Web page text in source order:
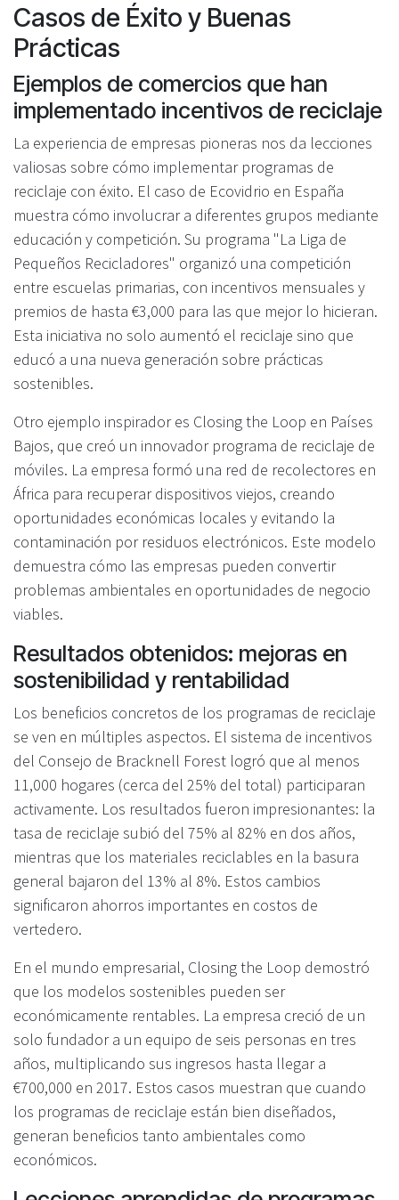
Casos de Éxito y Buenas
Prácticas
Ejemplos de comercios que han
implementado incentivos de reciclaje
La experiencia de empresas pioneras nos da lecciones
valiosas sobre cómo implementar programas de
reciclaje con éxito. El caso de Ecovidrio en España
muestra cómo involucrar a diferentes grupos mediante
educación y competición. Su programa "La Liga de
Pequeños Recicladores" organizó una competición
entre escuelas primarias, con incentivos mensuales y
premios de hasta €3,000 para las que mejor lo hicieran.
Esta iniciativa no solo aumentó el reciclaje sino que
educó a una nueva generación sobre prácticas
sostenibles.
Otro ejemplo inspirador es Closing the Loop en Países
Bajos, que creó un innovador programa de reciclaje de
móviles. La empresa formó una red de recolectores en
África para recuperar dispositivos viejos, creando
oportunidades económicas locales y evitando la
contaminación por residuos electrónicos. Este modelo
demuestra cómo las empresas pueden convertir
problemas ambientales en oportunidades de negocio
viables.
Resultados obtenidos: mejoras en
sostenibilidad y rentabilidad
Los beneficios concretos de los programas de reciclaje
se ven en múltiples aspectos. El sistema de incentivos
del Consejo de Bracknell Forest logró que al menos
11,000 hogares (cerca del 25% del total) participaran
activamente. Los resultados fueron impresionantes: la
tasa de reciclaje subió del 75% al 82% en dos años,
mientras que los materiales reciclables en la basura
general bajaron del 13% al 8%. Estos cambios
significaron ahorros importantes en costos de
vertedero.
En el mundo empresarial, Closing the Loop demostró
que los modelos sostenibles pueden ser
económicamente rentables. La empresa creció de un
solo fundador a un equipo de seis personas en tres
años, multiplicando sus ingresos hasta llegar a
€700,000 en 2017. Estos casos muestran que cuando
los programas de reciclaje están bien diseñados,
generan beneficios tanto ambientales como
económicos.